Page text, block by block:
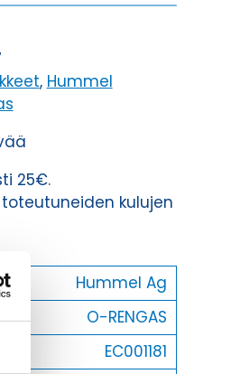
, Hummel
25€.
kulujen
Hummel Ag
O-RENGAS
EC001181